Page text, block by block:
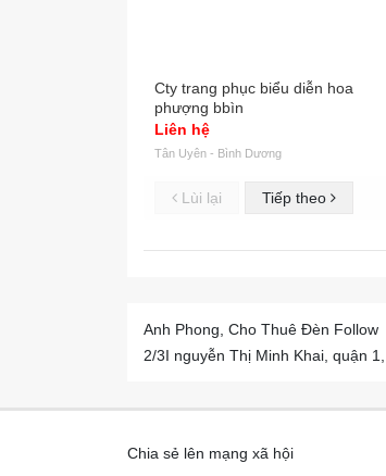
Cty trang phục biểu diễn hoa
phượng bbìn
Liên hệ
Tân Uyên - Bình Dương
Lùi lại Tiếp theo
Anh Phong, Cho Thuê Đèn Follow
2/3I nguyễn Thị Minh Khai, quận
Chia sẻ lên mạng xã hội